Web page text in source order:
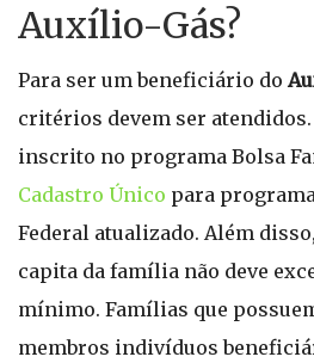
Auxílio-Gás?
Para ser um beneficiário do
critérios devem ser
inscrito no programa Bolsa
Cadastro Único para
Federal atualizado. Além
capita da família não deve
mínimo. Famílias que
membros indivíduos